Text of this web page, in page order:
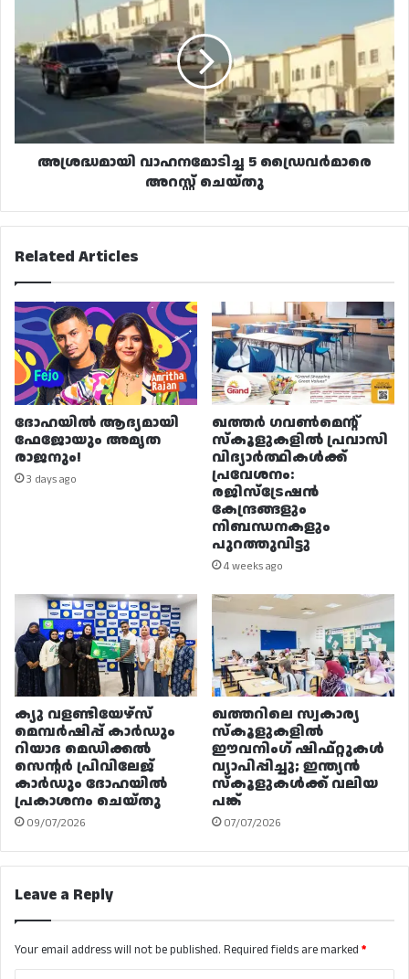
വാഹനമോടിച്ച
ഡ്രൈവർമാരെ
അറസ്റ്റ്
ചെയ്തു
അശ്രദ്ധമായി വാഹനമോടിച്ച 5 ഡ്രൈവർമാരെ
അറസ്റ്റ് ചെയ്തു
Related Articles
ദോഹയിൽ ആദ്യമായി
ഫേജോയും അമൃത
രാജനും!
3 days ago
ഖത്തർ ഗവൺമെന്റ്
സ്കൂളുകളിൽ പ്രവാസി
വിദ്യാർത്ഥികൾക്ക്
പ്രവേശനം:
രജിസ്ട്രേഷൻ
കേന്ദ്രങ്ങളും
നിബന്ധനകളും
പുറത്തുവിട്ടു
4 weeks ago
ക്യു വളണ്ടിയേഴ്‌സ്
മെമ്പർഷിപ്പ് കാർഡും
റിയാദ മെഡിക്കൽ
സെന്റർ പ്രിവിലേജ്
കാർഡും ദോഹയിൽ
പ്രകാശനം ചെയ്തു
09/07/2026
ഖത്തറിലെ സ്വകാര്യ
സ്കൂളുകളിൽ
ഈവനിംഗ് ഷിഫ്റ്റുകൾ
വ്യാപിപ്പിച്ചു; ഇന്ത്യൻ
സ്കൂളുകൾക്ക് വലിയ
പങ്ക്
07/07/2026
Leave a Reply
Your email address will not be published. Required fields are marked *